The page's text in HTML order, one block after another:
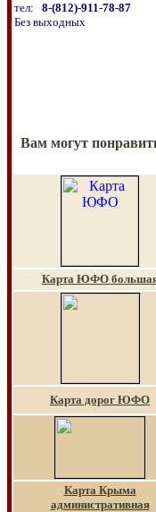
тел: 8-(812)-911-78-87
Без выходных
Вам могут
Карта ЮФО
Карта дорог ЮФО
Карта Крыма
административная